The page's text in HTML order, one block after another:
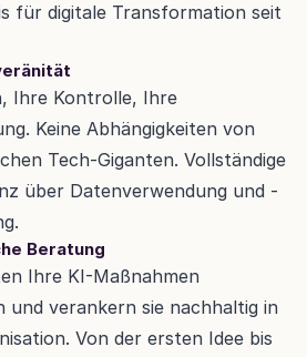
für digitale Transformation seit
Ihre Kontrolle, Ihre
Keine Abhängigkeiten von
Tech-Giganten. Vollständige
über Datenverwendung und -
Beratung
Ihre KI-Maßnahmen
und verankern sie nachhaltig in
Von der ersten Idee bis